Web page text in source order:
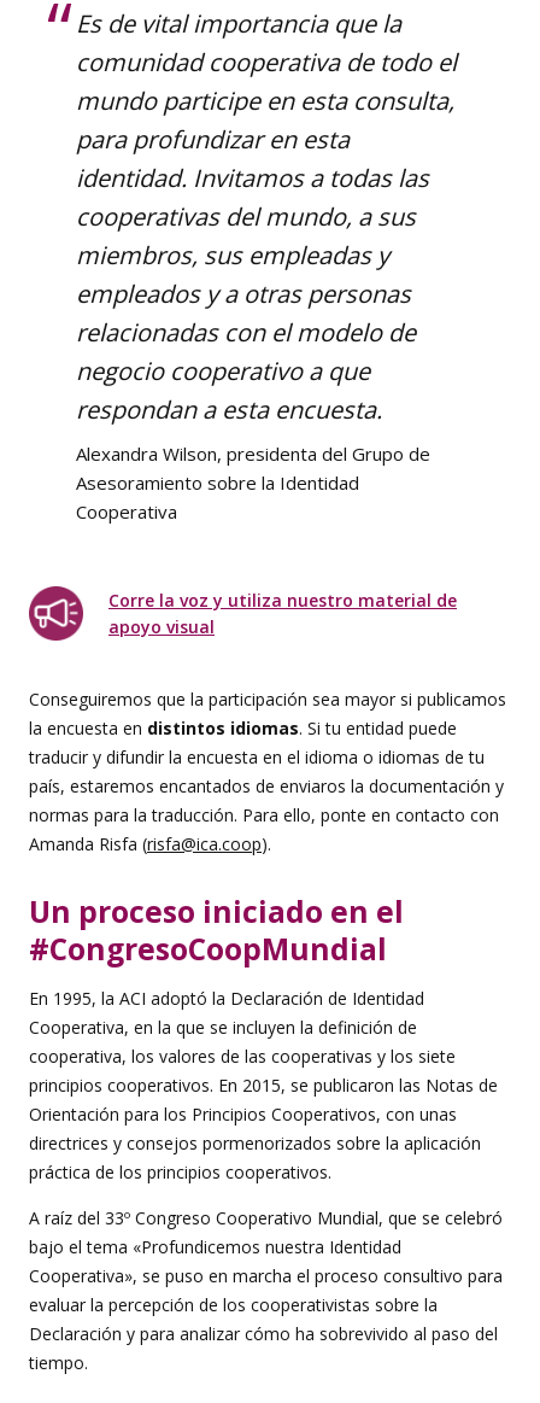
Es de vital importancia que la
comunidad cooperativa de todo el
mundo participe en esta consulta,
para profundizar en esta
identidad. Invitamos a todas las
cooperativas del mundo, a sus
miembros, sus empleadas y
empleados y a otras personas
relacionadas con el modelo de
negocio cooperativo a que
respondan a esta encuesta.
Alexandra Wilson, presidenta del Grupo de
Asesoramiento sobre la Identidad
Cooperativa
Corre la voz y utiliza nuestro material de
apoyo visual
Conseguiremos que la participación sea mayor si publicamos
la encuesta en distintos idiomas. Si tu entidad puede
traducir y difundir la encuesta en el idioma o idiomas de tu
país, estaremos encantados de enviaros la documentación y
normas para la traducción. Para ello, ponte en contacto con
Amanda Risfa (risfa@ica.coop).
Un proceso iniciado en el
#CongresoCoopMundial
En 1995, la ACI adoptó la Declaración de Identidad
Cooperativa, en la que se incluyen la definición de
cooperativa, los valores de las cooperativas y los siete
principios cooperativos. En 2015, se publicaron las Notas de
Orientación para los Principios Cooperativos, con unas
directrices y consejos pormenorizados sobre la aplicación
práctica de los principios cooperativos.
A raíz del 33º Congreso Cooperativo Mundial, que se celebró
bajo el tema «Profundicemos nuestra Identidad
Cooperativa», se puso en marcha el proceso consultivo para
evaluar la percepción de los cooperativistas sobre la
Declaración y para analizar cómo ha sobrevivido al paso del
tiempo.